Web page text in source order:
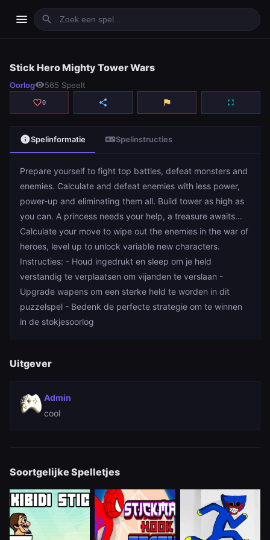
menu search
play_arrowSpelen
Stick Hero Mighty Tower Wars
Oorlogvisibility565 Speelt
favorite_border0 share flag fullscreen
infoSpelinformatie videogame_assetSpelinstructies
Prepare yourself to fight top battles, defeat monsters and
enemies. Calculate and defeat enemies with less power,
power-up and eliminating them all. Build tower as high as
you can. A princess needs your help, a treasure awaits...
Calculate your move to wipe out the enemies in the war of
heroes, level up to unlock variable new characters.
Instructies: - Houd ingedrukt en sleep om je held
verstandig te verplaatsen om vijanden te verslaan -
Upgrade wapens om een sterke held te worden in dit
puzzelspel - Bedenk de perfecte strategie om te winnen
in de stokjesoorlog
Uitgever
Admin
cool
Soortgelijke Spelletjes